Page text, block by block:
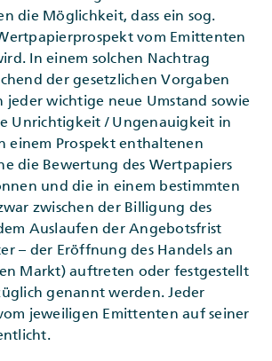
die Möglichkeit, dass ein sog.
vom Emittenten
In einem solchen Nachtrag
der gesetzlichen Vorgaben
jeder wichtige neue Umstand sowie
Unrichtigkeit / Ungenauigkeit in
einem Prospekt enthaltenen
die Bewertung des Wertpapiers
und die in einem bestimmten
zwischen der Billigung des
Auslaufen der Angebotsfrist
– der Eröffnung des Handels an
Markt) auftreten oder festgestellt
genannt werden. Jeder
jeweiligen Emittenten auf seiner